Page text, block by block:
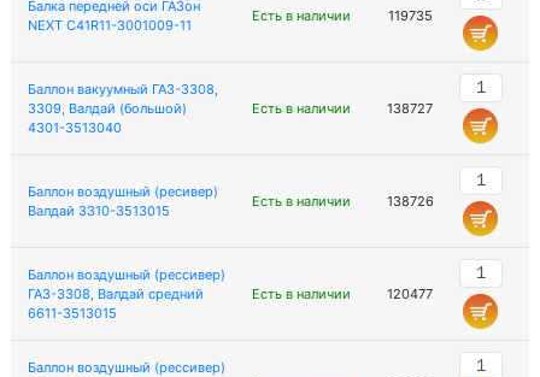
Балка передней оси ГАЗон
NEXT C41R11-3001009-11
Есть в наличии 119735
Баллон вакуумный ГАЗ-3308,
3309, Валдай (большой)
4301-3513040
Есть в наличии 138727
Баллон воздушный (ресивер)
Валдай 3310-3513015
Есть в наличии 138726
Баллон воздушный (рессивер)
ГАЗ-3308, Валдай средний
6611-3513015
Есть в наличии 120477
Баллон воздушный (рессивер)